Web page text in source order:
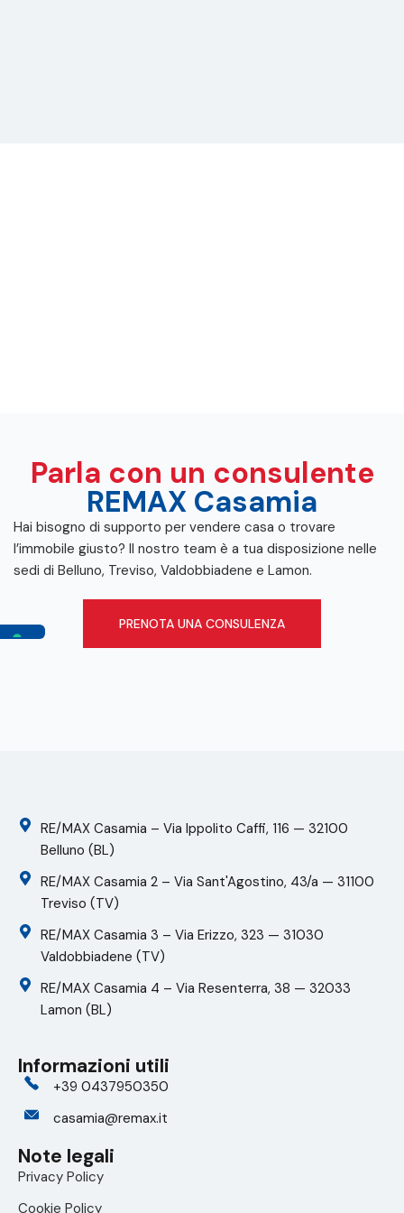
Parla con un consulente
REMAX Casamia
Hai bisogno di supporto per vendere casa o trovare
l’immobile giusto? Il nostro team è a tua disposizione nelle
sedi di Belluno, Treviso, Valdobbiadene e Lamon.
PRENOTA UNA CONSULENZA
RE/MAX Casamia – Via Ippolito Caffi, 116 — 32100
Belluno (BL)
RE/MAX Casamia 2 – Via Sant'Agostino, 43/a — 31100
Treviso (TV)
RE/MAX Casamia 3 – Via Erizzo, 323 — 31030
Valdobbiadene (TV)
RE/MAX Casamia 4 – Via Resenterra, 38 — 32033
Lamon (BL)
Informazioni utili
+39 0437950350
casamia@remax.it
Note legali
Privacy Policy
Cookie Policy